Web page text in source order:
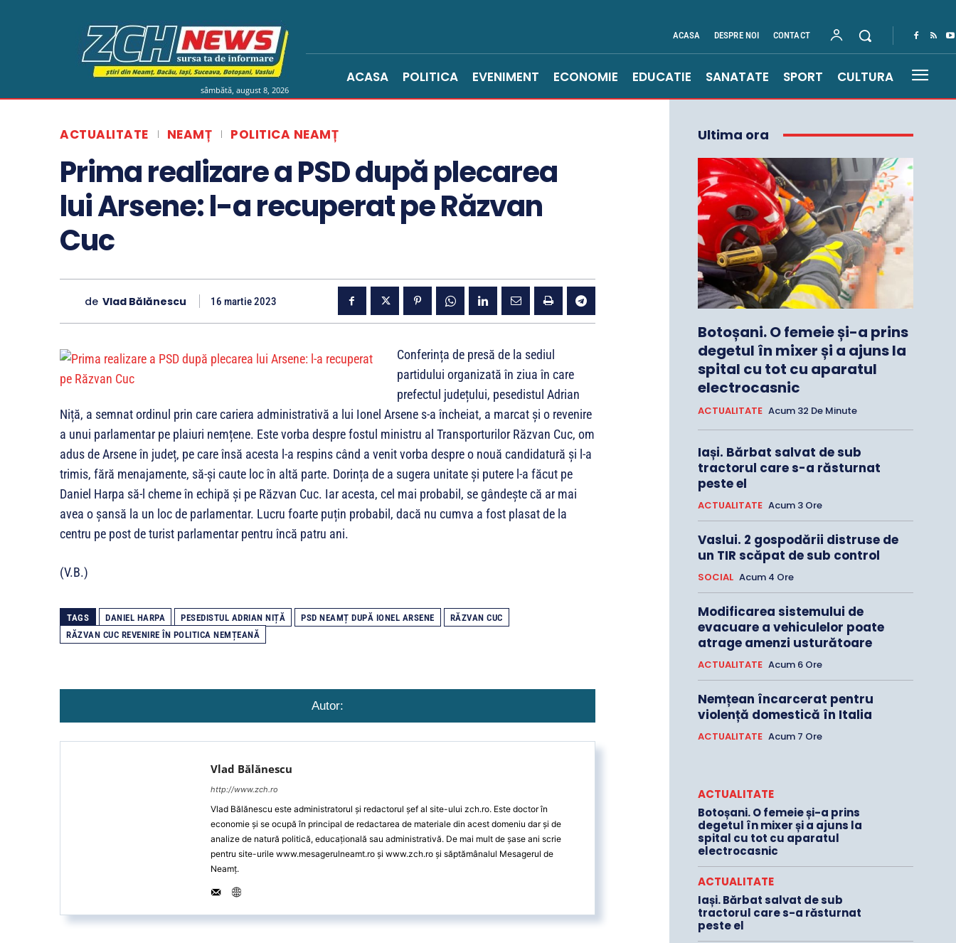
sâmbătă, august 8, 2026
ACASA DESPRE NOI CONTACT
ACASA POLITICA EVENIMENT ECONOMIE EDUCATIE SANATATE SPORT CULTURA
ACTUALITATE NEAMȚ POLITICA NEAMȚ
Prima realizare a PSD după plecarea
lui Arsene: l-a recuperat pe Răzvan
Cuc
de Vlad Bălănescu 16 martie 2023
Conferința de presă de la sediul
partidului organizată în ziua în care
prefectul județului, pesedistul Adrian
Niță, a semnat ordinul prin care cariera administrativă a lui Ionel Arsene s-a încheiat, a marcat și o revenire
a unui parlamentar pe plaiuri nemțene. Este vorba despre fostul ministru al Transporturilor Răzvan Cuc, om
adus de Arsene în județ, pe care însă acesta l-a respins când a venit vorba despre o nouă candidatură și l-a
trimis, fără menajamente, să-și caute loc în altă parte. Dorința de a sugera unitate și putere l-a făcut pe
Daniel Harpa să-l cheme în echipă și pe Răzvan Cuc. Iar acesta, cel mai probabil, se gândește că ar mai
avea o șansă la un loc de parlamentar. Lucru foarte puțin probabil, dacă nu cumva a fost plasat de la
centru pe post de turist parlamentar pentru încă patru ani.
(V.B.)
TAGS DANIEL HARPA PESEDISTUL ADRIAN NIȚĂ PSD NEAMȚ DUPĂ IONEL ARSENE
RĂZVAN CUC
RĂZVAN CUC REVENIRE ÎN POLITICA NEMȚEANĂ
Autor:
Vlad Bălănescu
http://www.zch.ro
Vlad Bălănescu este administratorul și redactorul șef al site-ului zch.ro. Este doctor în
economie și se ocupă în principal de redactarea de materiale din acest domeniu dar și de
analize de natură politică, educațională sau administrativă. De mai mult de șase ani scrie
pentru site-urile www.mesagerulneamt.ro și www.zch.ro și săptămânalul Mesagerul de
Neamț.
Ultima ora
Botoșani. O femeie și-a prins
degetul în mixer și a ajuns la
spital cu tot cu aparatul
electrocasnic
ACTUALITATE Acum 32 De Minute
Iași. Bărbat salvat de sub
tractorul care s-a răsturnat
peste el
ACTUALITATE Acum 3 Ore
Vaslui. 2 gospodării distruse de
un TIR scăpat de sub control
SOCIAL Acum 4 Ore
Modificarea sistemului de
evacuare a vehiculelor poate
atrage amenzi usturătoare
ACTUALITATE Acum 6 Ore
Nemțean încarcerat pentru
violență domestică în Italia
ACTUALITATE Acum 7 Ore
ACTUALITATE
Botoșani. O femeie și-a prins
degetul în mixer și a ajuns la
spital cu tot cu aparatul
electrocasnic
ACTUALITATE
Iași. Bărbat salvat de sub
tractorul care s-a răsturnat
peste el